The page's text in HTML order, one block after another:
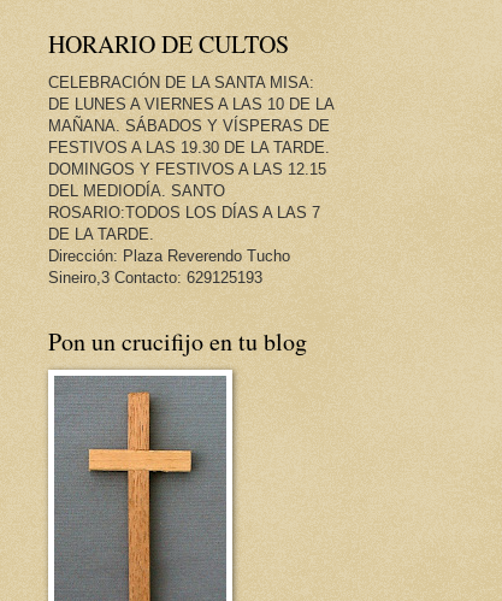
HORARIO DE CULTOS
CELEBRACIÓN DE LA SANTA MISA:
DE LUNES A VIERNES A LAS 10 DE LA
MAÑANA. SÁBADOS Y VÍSPERAS DE
FESTIVOS A LAS 19.30 DE LA TARDE.
DOMINGOS Y FESTIVOS A LAS 12.15
DEL MEDIODÍA. SANTO
ROSARIO:TODOS LOS DÍAS A LAS 7
DE LA TARDE.
Dirección: Plaza Reverendo Tucho
Sineiro,3 Contacto: 629125193
Pon un crucifijo en tu blog